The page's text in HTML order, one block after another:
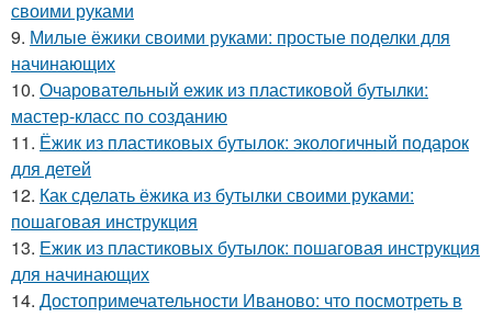
своими руками
9. Милые ёжики своими руками: простые поделки для
начинающих
10. Очаровательный ежик из пластиковой бутылки:
мастер-класс по созданию
11. Ёжик из пластиковых бутылок: экологичный подарок
для детей
12. Как сделать ёжика из бутылки своими руками:
пошаговая инструкция
13. Ежик из пластиковых бутылок: пошаговая инструкция
для начинающих
14. Достопримечательности Иваново: что посмотреть в